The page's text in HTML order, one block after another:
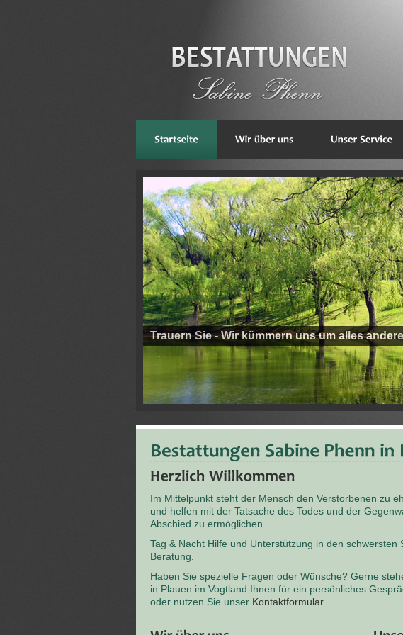
Trauern Sie - Wir kümmern uns um alles
Im Mittelpunkt steht der Mensch den Verstorbenen zu
und helfen mit der Tatsache des Todes und der
Abschied zu ermöglichen.
Tag & Nacht Hilfe und Unterstützung in den
Beratung.
Haben Sie spezielle Fragen oder Wünsche? Gerne
in Plauen im Vogtland Ihnen für ein persönliches
oder nutzen Sie unser Kontaktformular.